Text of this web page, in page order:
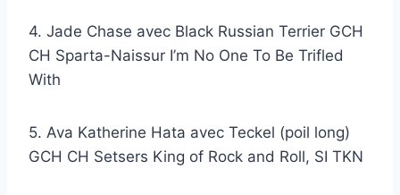
4. Jade Chase avec Black Russian Terrier GCH
CH Sparta-Naissur I’m No One To Be Trifled
With
5. Ava Katherine Hata avec Teckel (poil long)
GCH CH Setsers King of Rock and Roll, SI TKN